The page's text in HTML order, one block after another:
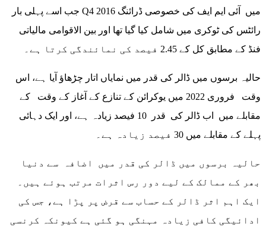
جب اسے پہلی بار Q4 2016 میں آئی ایم ایف کی خصوصی ڈرائنگ
رائٹس کی ٹوکری میں شامل کیا گیا تھا اور بین الاقوامی مالیاتی
فنڈ کے مطابق کل کے 2.45 فیصد کی نمائندگی کرتا ہے۔
حالیہ برسوں میں ڈالر کی قدر میں نمایاں اتار چڑھاؤ آیا ہے، اس
وقت فروری 2022 میں یوکرائن کے تنازع کے آغاز کے وقت کے
مقابلے میں اب ڈالر کی قدر 10 فیصد زیادہ ہے، اور ایک دہائی
پہلے کے مقابلے میں 30 فیصد زیادہ ہے۔
حالیہ برسوں میں ڈالر کی قدر میں اضافہ سے دنیا
بھر کے ممالک کے لیے دور رس اثرات مرتب ہوئے ہیں۔
ایک اہم اثر ڈالر کے حساب سے قرض پر پڑا ہے، جس کی
ادائیگی کافی زیادہ مہنگی ہو گئی ہے کیونکہ کرنسی